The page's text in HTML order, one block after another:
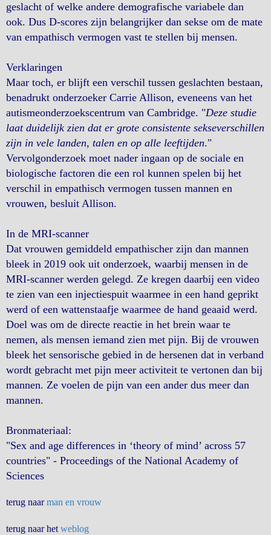
geslacht of welke andere demografische variabele dan
ook. Dus D-scores zijn belangrijker dan sekse om de mate
van empathisch vermogen vast te stellen bij mensen.
Verklaringen
Maar toch, er blijft een verschil tussen geslachten bestaan,
benadrukt onderzoeker Carrie Allison, eveneens van het
autismeonderzoekscentrum van Cambridge. "Deze studie
laat duidelijk zien dat er grote consistente sekseverschillen
zijn in vele landen, talen en op alle leeftijden."
Vervolgonderzoek moet nader ingaan op de sociale en
biologische factoren die een rol kunnen spelen bij het
verschil in empathisch vermogen tussen mannen en
vrouwen, besluit Allison.
In de MRI-scanner
Dat vrouwen gemiddeld empathischer zijn dan mannen
bleek in 2019 ook uit onderzoek, waarbij mensen in de
MRI-scanner werden gelegd. Ze kregen daarbij een video
te zien van een injectiespuit waarmee in een hand geprikt
werd of een wattenstaafje waarmee de hand geaaid werd.
Doel was om de directe reactie in het brein waar te
nemen, als mensen iemand zien met pijn. Bij de vrouwen
bleek het sensorische gebied in de hersenen dat in verband
wordt gebracht met pijn meer activiteit te vertonen dan bij
mannen. Ze voelen de pijn van een ander dus meer dan
mannen.
Bronmateriaal:
"Sex and age differences in ‘theory of mind’ across 57
countries" - Proceedings of the National Academy of
Sciences
terug naarman en vrouw
terug naar het weblog